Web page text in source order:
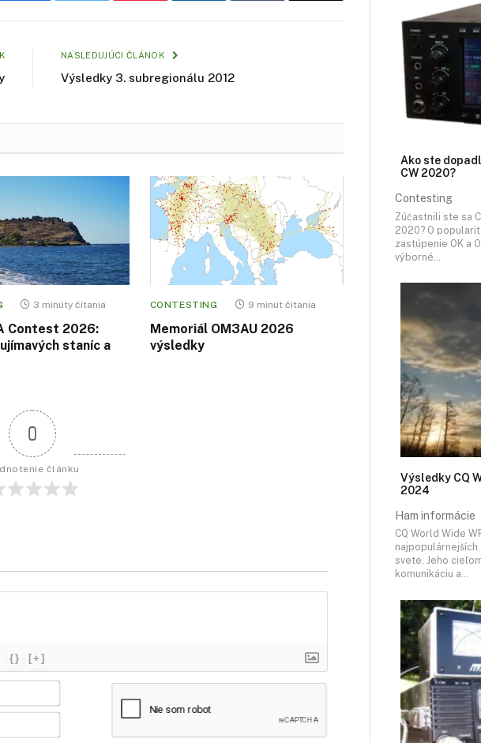
NASLEDUJÚCI ČLÁNOK
Výsledky 3. subregionálu 2012
3 minúty čítania
Contest 2026:
staníc a
CONTESTING 9 minút čítania
Memoriál OM3AU 2026
výsledky
0
článku
{} [+]
Meno
značka*
Email*
Ako ste
CW 2020?
Contesting
Zúčastnili ste sa
2020? O
zastúpenie OK a
výborné…
Výsledky CQ
2024
Ham informácie
CQ World Wide
svete. Jeho
komunikáciu a…